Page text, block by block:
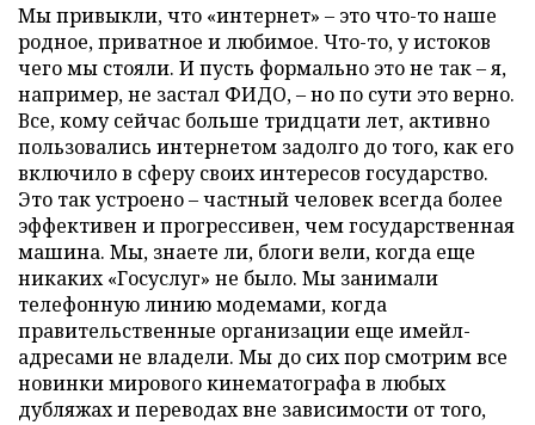
Мы привыкли, что «интернет» – это что-то наше
родное, приватное и любимое. Что-то, у истоков
чего мы стояли. И пусть формально это не так – я,
например, не застал ФИДО, – но по сути это верно.
Все, кому сейчас больше тридцати лет, активно
пользовались интернетом задолго до того, как его
включило в сферу своих интересов государство.
Это так устроено – частный человек всегда более
эффективен и прогрессивен, чем государственная
машина. Мы, знаете ли, блоги вели, когда еще
никаких «Госуслуг» не было. Мы занимали
телефонную линию модемами, когда
правительственные организации еще имейл-
адресами не владели. Мы до сих пор смотрим все
новинки мирового кинематографа в любых
дубляжах и переводах вне зависимости от того,